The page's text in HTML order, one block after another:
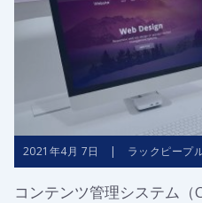
2021年4月 7日 | ラックピープ
コンテンツ管理システム（